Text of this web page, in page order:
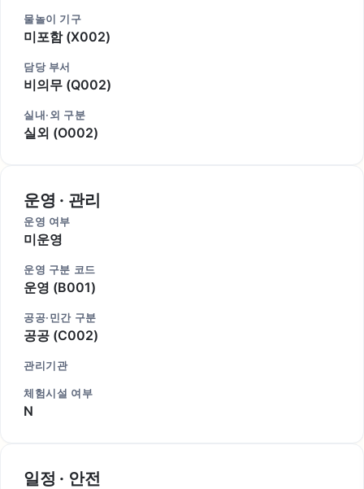
물놀이 기구
미포함 (X002)
담당 부서
비의무 (Q002)
실내·외 구분
실외 (O002)
운영 · 관리
운영 여부
미운영
운영 구분 코드
운영 (B001)
공공·민간 구분
공공 (C002)
관리기관
체험시설 여부
N
일정 · 안전